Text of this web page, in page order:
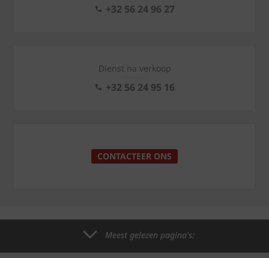
+32 56 24 96 27
Dienst na verkoop
+32 56 24 95 16
CONTACTEER ONS
Meest gelezen pagina's: